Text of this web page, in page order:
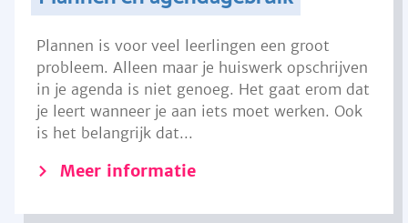
Plannen is voor veel leerlingen een groot
probleem. Alleen maar je huiswerk opschrijven
in je agenda is niet genoeg. Het gaat erom dat
je leert wanneer je aan iets moet werken. Ook
is het belangrijk dat...
Meer informatie